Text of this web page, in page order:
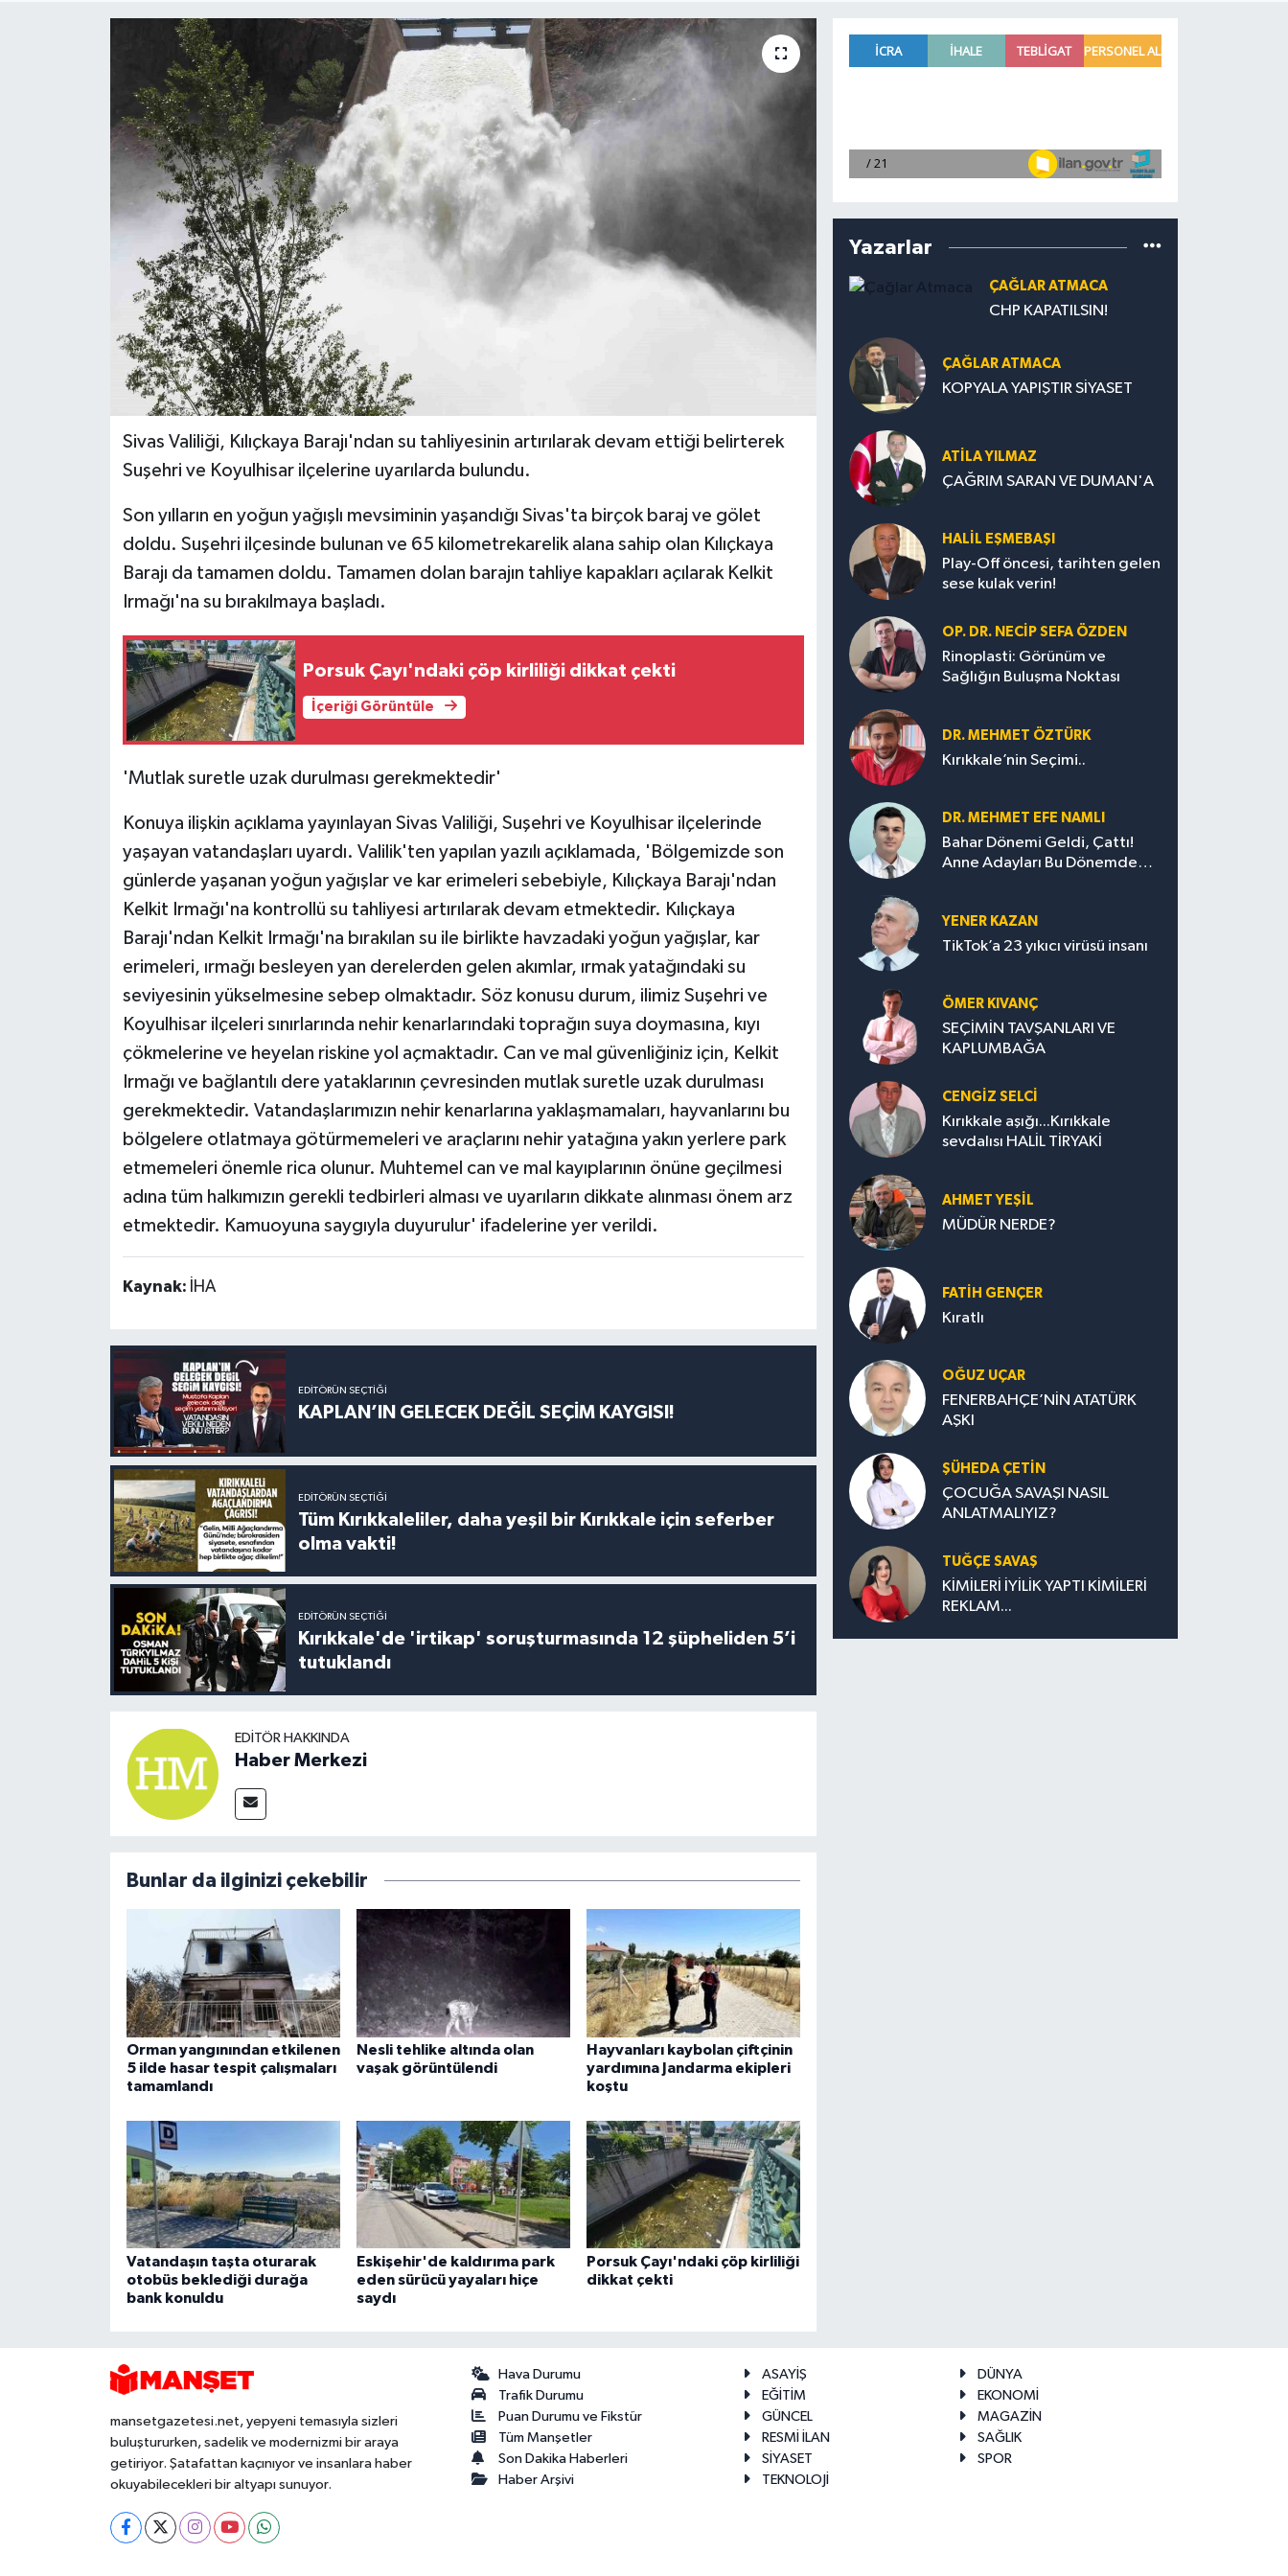
Sivas Valiliği, Kılıçkaya Barajı'ndan su tahliyesinin artırılarak devam ettiği belirterek
Suşehri ve Koyulhisar ilçelerine uyarılarda bulundu.
Son yılların en yoğun yağışlı mevsiminin yaşandığı Sivas'ta birçok baraj ve gölet
doldu. Suşehri ilçesinde bulunan ve 65 kilometrekarelik alana sahip olan Kılıçkaya
Barajı da tamamen doldu. Tamamen dolan barajın tahliye kapakları açılarak Kelkit
Irmağı'na su bırakılmaya başladı.
Porsuk Çayı'ndaki çöp kirliliği dikkat çekti
İçeriği Görüntüle
'Mutlak suretle uzak durulması gerekmektedir'
Konuya ilişkin açıklama yayınlayan Sivas Valiliği, Suşehri ve Koyulhisar ilçelerinde
yaşayan vatandaşları uyardı. Valilik'ten yapılan yazılı açıklamada, 'Bölgemizde son
günlerde yaşanan yoğun yağışlar ve kar erimeleri sebebiyle, Kılıçkaya Barajı'ndan
Kelkit Irmağı'na kontrollü su tahliyesi artırılarak devam etmektedir. Kılıçkaya
Barajı'ndan Kelkit Irmağı'na bırakılan su ile birlikte havzadaki yoğun yağışlar, kar
erimeleri, ırmağı besleyen yan derelerden gelen akımlar, ırmak yatağındaki su
seviyesinin yükselmesine sebep olmaktadır. Söz konusu durum, ilimiz Suşehri ve
Koyulhisar ilçeleri sınırlarında nehir kenarlarındaki toprağın suya doymasına, kıyı
çökmelerine ve heyelan riskine yol açmaktadır. Can ve mal güvenliğiniz için, Kelkit
Irmağı ve bağlantılı dere yataklarının çevresinden mutlak suretle uzak durulması
gerekmektedir. Vatandaşlarımızın nehir kenarlarına yaklaşmamaları, hayvanlarını bu
bölgelere otlatmaya götürmemeleri ve araçlarını nehir yatağına yakın yerlere park
etmemeleri önemle rica olunur. Muhtemel can ve mal kayıplarının önüne geçilmesi
adına tüm halkımızın gerekli tedbirleri alması ve uyarıların dikkate alınması önem arz
etmektedir. Kamuoyuna saygıyla duyurulur' ifadelerine yer verildi.
Kaynak: İHA
EDITÖRÜN SEÇTIĞI
KAPLAN’IN GELECEK DEĞİL SEÇİM KAYGISI!
EDITÖRÜN SEÇTIĞI
Tüm Kırıkkaleliler, daha yeşil bir Kırıkkale için seferber
olma vakti!
EDITÖRÜN SEÇTIĞI
Kırıkkale'de 'irtikap' soruşturmasında 12 şüpheliden 5’i
tutuklandı
EDITÖR HAKKINDA
Haber Merkezi
Bunlar da ilginizi çekebilir
Orman yangınından etkilenen
5 ilde hasar tespit çalışmaları
tamamlandı
Nesli tehlike altında olan
vaşak görüntülendi
Hayvanları kaybolan çiftçinin
yardımına Jandarma ekipleri
koştu
Vatandaşın taşta oturarak
otobüs beklediği durağa
bank konuldu
Eskişehir'de kaldırıma park
eden sürücü yayaları hiçe
saydı
Porsuk Çayı'ndaki çöp kirliliği
dikkat çekti
Yazarlar
ÇAĞLAR ATMACA
CHP KAPATILSIN!
ÇAĞLAR ATMACA
KOPYALA YAPIŞTIR SİYASET
ATILA YILMAZ
ÇAĞRIM SARAN VE DUMAN'A
HALIL EŞMEBAŞI
Play-Off öncesi, tarihten gelen
sese kulak verin!
OP. DR. NECIP SEFA ÖZDEN
Rinoplasti: Görünüm ve
Sağlığın Buluşma Noktası
DR. MEHMET ÖZTÜRK
Kırıkkale’nin Seçimi..
DR. MEHMET EFE NAMLI
Bahar Dönemi Geldi, Çattı!
Anne Adayları Bu Dönemde
YENER KAZAN
TikTok’a 23 yıkıcı virüsü insanı
ÖMER KIVANÇ
SEÇİMİN TAVŞANLARI VE
KAPLUMBAĞA
CENGİZ SELCİ
Kırıkkale aşığı...Kırıkkale
sevdalısı HALİL TİRYAKİ
AHMET YEŞİL
MÜDÜR NERDE?
FATIH GENÇER
Kıratlı
OĞUZ UÇAR
FENERBAHÇE’NİN ATATÜRK
AŞKI
ŞÜHEDA ÇETİN
ÇOCUĞA SAVAŞI NASIL
ANLATMALIYIZ?
TUĞÇE SAVAŞ
KİMİLERİ İYİLİK YAPTI KİMİLERİ
REKLAM...
mansetgazetesi.net, yepyeni temasıyla sizleri
buluştururken, sadelik ve modernizmi bir araya
getiriyor. Şatafattan kaçınıyor ve insanlara haber
okuyabilecekleri bir altyapı sunuyor.
Hava Durumu
Trafik Durumu
Puan Durumu ve Fikstür
Tüm Manşetler
Son Dakika Haberleri
Haber Arşivi
ASAYİŞ
DÜNYA
EĞİTİM
EKONOMİ
GÜNCEL
MAGAZİN
RESMİ İLAN
SAĞLIK
SİYASET
SPOR
TEKNOLOJİ